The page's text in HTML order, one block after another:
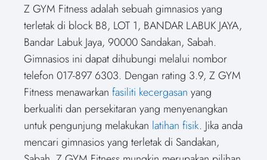
Z GYM Fitness adalah sebuah gimnasios yang
terletak di block B8, LOT 1, BANDAR LABUK JAYA,
Bandar Labuk Jaya, 90000 Sandakan, Sabah.
Gimnasios ini dapat dihubungi melalui nombor
telefon 017-897 6303. Dengan rating 3.9, Z GYM
Fitness menawarkan fasiliti kecergasan yang
berkualiti dan persekitaran yang menyenangkan
untuk pengunjung melakukan latihan fisik. Jika anda
mencari gimnasios yang terletak di Sandakan,